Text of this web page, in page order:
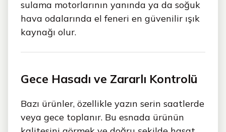
sulama motorlarının yanında ya da soğuk
hava odalarında el feneri en güvenilir ışık
kaynağı olur.
Gece Hasadı ve Zararlı Kontrolü
Bazı ürünler, özellikle yazın serin saatlerde
veya gece toplanır. Bu esnada ürünün